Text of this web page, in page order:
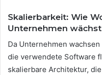
Skalierbarkeit: Wie
Unternehmen wächst
Da Unternehmen
die verwendete Software
skalierbare Architektur,